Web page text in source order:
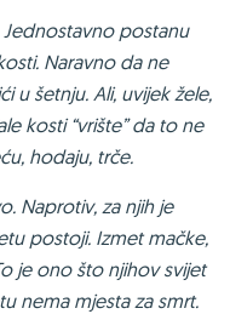
Jednostavno postanu
Naravno da ne
u šetnju. Ali, uvijek žele,
kosti “vrište” da to ne
hodaju, trče.
Naprotiv, za njih je
postoji. Izmet mačke,
je ono što njihov svijet
nema mjesta za smrt.